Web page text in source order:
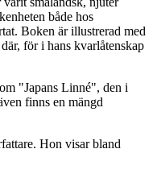
både hos
Boken är illustrerad med
för i hans kvarlåtenskap
"Japans Linné", den i
finns en mängd
Hon visar bland